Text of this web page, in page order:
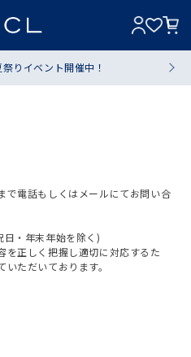
祭りイベント開催中！
で電話もしくはメールにてお問い合
・年末年始を除く)
正しく把握し適切に対応するた
ただいております。